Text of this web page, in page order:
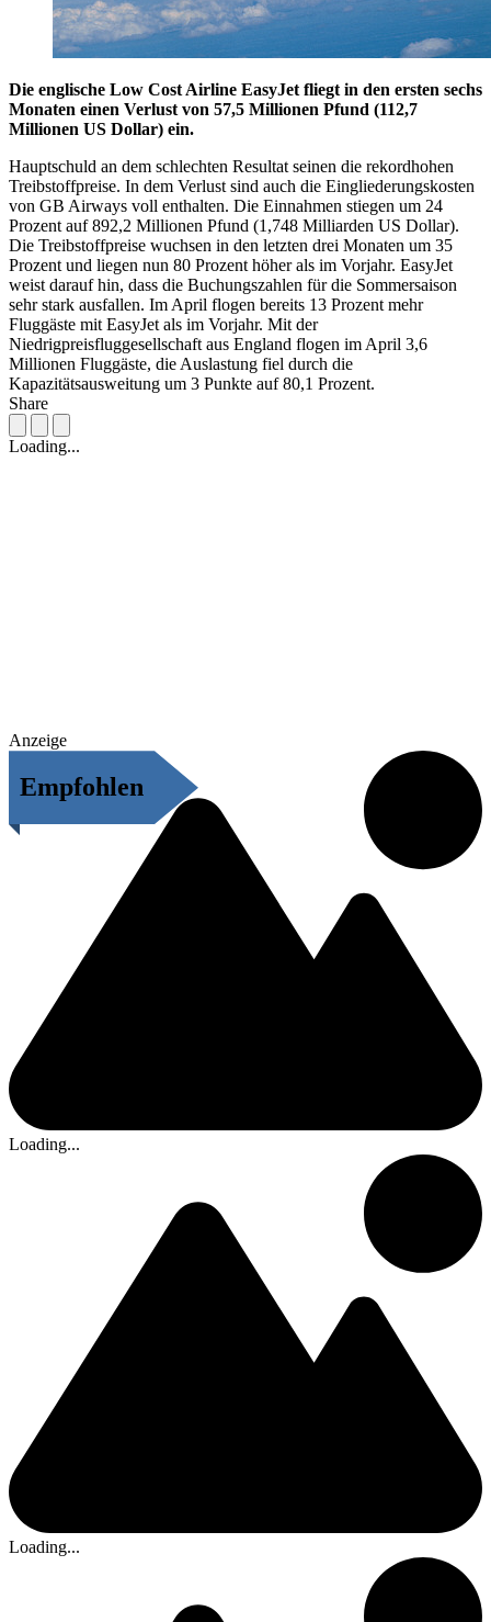
Die englische Low Cost Airline EasyJet fliegt in den ersten sechs
Monaten einen Verlust von 57,5 Millionen Pfund (112,7
Millionen US Dollar) ein.
Hauptschuld an dem schlechten Resultat seinen die rekordhohen
Treibstoffpreise. In dem Verlust sind auch die Eingliederungskosten
von GB Airways voll enthalten. Die Einnahmen stiegen um 24
Prozent auf 892,2 Millionen Pfund (1,748 Milliarden US Dollar).
Die Treibstoffpreise wuchsen in den letzten drei Monaten um 35
Prozent und liegen nun 80 Prozent höher als im Vorjahr. EasyJet
weist darauf hin, dass die Buchungszahlen für die Sommersaison
sehr stark ausfallen. Im April flogen bereits 13 Prozent mehr
Fluggäste mit EasyJet als im Vorjahr. Mit der
Niedrigpreisfluggesellschaft aus England flogen im April 3,6
Millionen Fluggäste, die Auslastung fiel durch die
Kapazitätsausweitung um 3 Punkte auf 80,1 Prozent.
Share
Loading...
Anzeige
Empfohlen
Loading...
Loading...